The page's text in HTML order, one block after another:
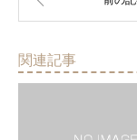
関連記事